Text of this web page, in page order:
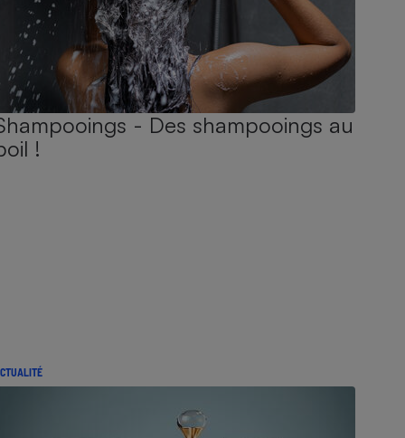
- Des shampooings au
!